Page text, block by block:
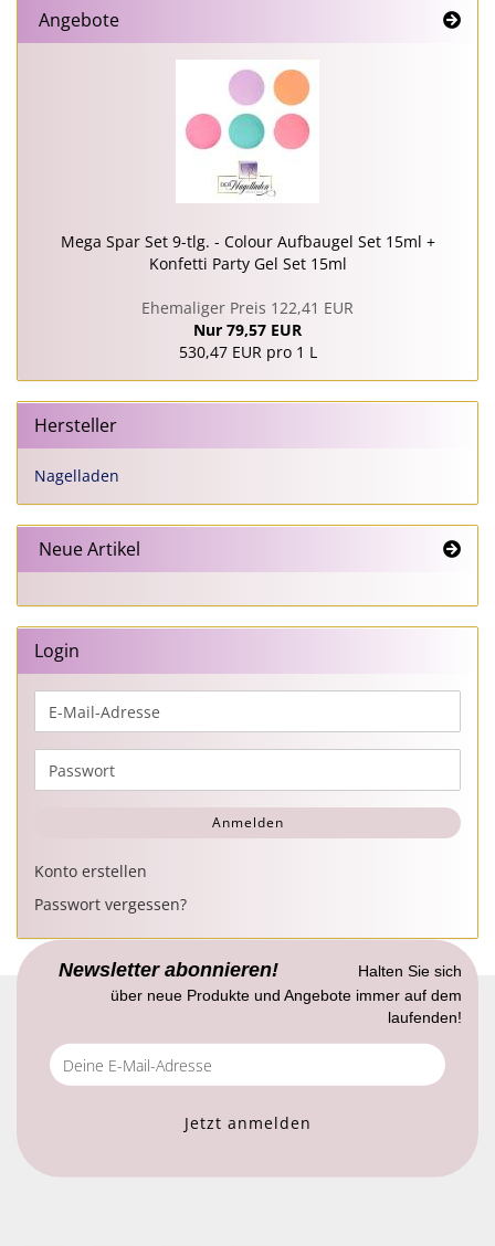
Angebote
Mega Spar Set 9-tlg. - Colour Aufbaugel Set 15ml +
Konfetti Party Gel Set 15ml
Ehemaliger Preis 122,41 EUR
Nur 79,57 EUR
530,47 EUR pro 1 L
Hersteller
Nagelladen
Neue Artikel
Login
E-
Mail-
Adresse
Passwort
Anmelden
Konto erstellen
Passwort vergessen?
Newsletter abonnieren!
Halten Sie sich
über neue Produkte und Angebote immer auf dem
laufenden!